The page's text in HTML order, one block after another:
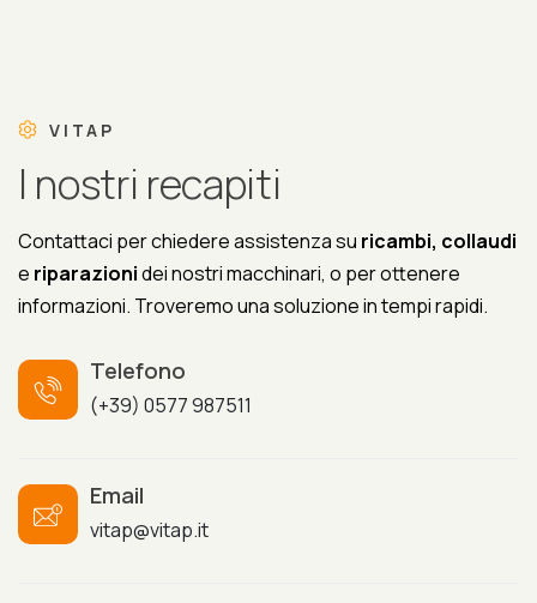
VITAP
I nostri recapiti
Contattaci per chiedere assistenza su ricambi, collaudi
e riparazionidei nostri macchinari, o per ottenere
informazioni. Troveremo una soluzione in tempi rapidi.
Telefono
(+39) 0577 987511
Email
vitap@vitap.it